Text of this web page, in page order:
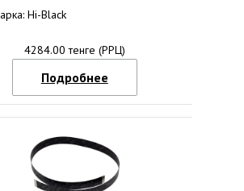
Hi-Black
4284.00 тенге (РРЦ)
Подробнее